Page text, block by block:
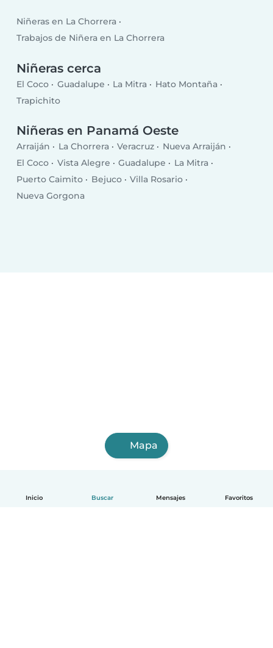
Inicio Buscar Mensajes Favoritos
Niñeras en La Chorrera
Trabajos de Niñera en La Chorrera
Niñeras cerca
El Coco Guadalupe La Mitra
Hato Montaña
Trapichito
Niñeras en Panamá Oeste
Arraiján La Chorrera Veracruz
Nueva Arraiján
El Coco
Vista Alegre Guadalupe
La Mitra
Puerto Caimito
Bejuco
Villa Rosario
Nueva Gorgona
Mapa